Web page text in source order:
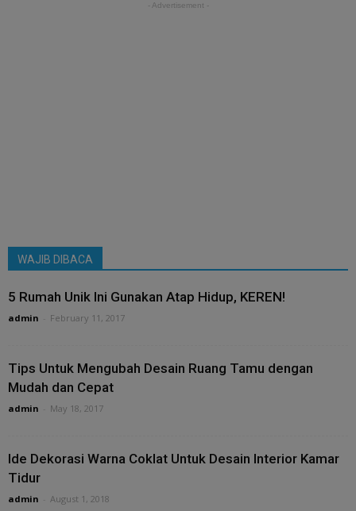
- Advertisement -
WAJIB DIBACA
5 Rumah Unik Ini Gunakan Atap Hidup, KEREN!
admin February 11, 2017
Tips Untuk Mengubah Desain Ruang Tamu dengan
Mudah dan Cepat
admin May 18, 2017
Ide Dekorasi Warna Coklat Untuk Desain Interior Kamar
Tidur
admin August 1, 2018